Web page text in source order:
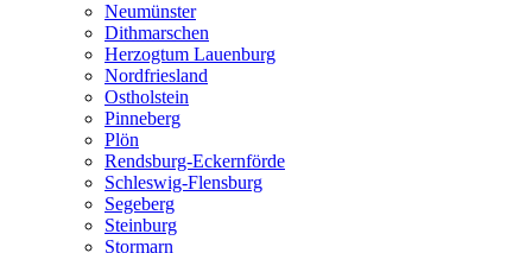
Neumünster
Dithmarschen
Herzogtum Lauenburg
Nordfriesland
Ostholstein
Pinneberg
Plön
Rendsburg-Eckernförde
Schleswig-Flensburg
Segeberg
Steinburg
Stormarn